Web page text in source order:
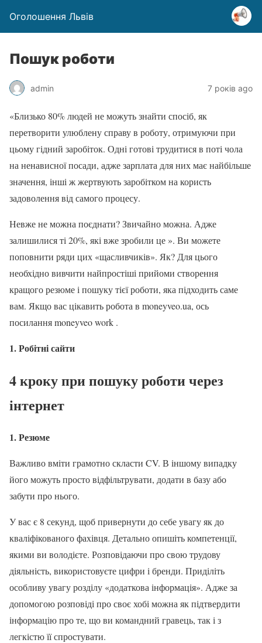
Оголошення Львів
Пошук роботи
admin 7 років ago
«Близько 80% людей не можуть знайти спосіб, як
перетворити улюблену справу в роботу, отримуючи при
цьому гідний заробіток. Одні готові трудитися в поті чола
на ненависної посади, адже зарплата для них має найбільше
значення, інші ж жертвують заробітком на користь
задоволення від самого процесу.
Невже не можна поєднати? Звичайно можна. Адже
залишилися ті 20%, які вже зробили це ». Ви можете
поповнити ряди цих «щасливчиків». Як? Для цього
необхідно вивчити найпростіші прийоми створення
кращого резюме і пошуку тієї роботи, яка підходить саме
вам. Якщо вас цікавить робота в moneyveo.ua, ось
посилання moneyveo work .
1. Робітні сайти
4 кроку при пошуку роботи через
інтернет
1. Резюме
Важливо вміти грамотно скласти CV. В іншому випадку
його можуть просто відфільтрувати, додати в базу або
забути про нього.
У вас є 8 секунд, щоб привернути до себе увагу як до
кваліфікованого фахівця. Детально опишіть компетенції,
якими ви володієте. Розповідаючи про свою трудову
діяльність, використовуєте цифри і бренди. Приділіть
особливу увагу розділу «додаткова інформація». Адже за
допомогою розповіді про своє хобі можна як підтвердити
інформацію про те, що ви командний гравець, так і з
легкістю її спростувати.